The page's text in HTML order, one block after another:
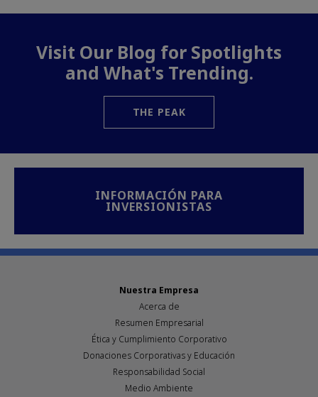
Visit Our Blog for Spotlights
and What's Trending.
THE PEAK
INFORMACIÓN PARA
INVERSIONISTAS
Nuestra Empresa
Acerca de
Resumen Empresarial
Ética y Cumplimiento Corporativo
Donaciones Corporativas y Educación
Responsabilidad Social
Medio Ambiente